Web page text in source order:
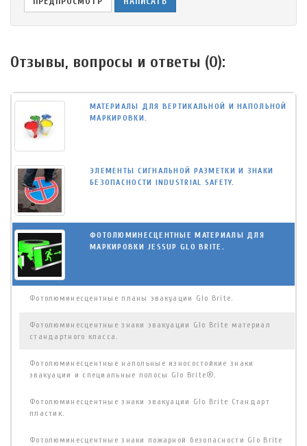
Отзывы, вопросы и ответы (0):
МАТЕРИАЛЫ ДЛЯ ВЕРТИКАЛЬНОЙ И НАПОЛЬНОЙ
МАРКИРОВКИ.
ЭЛЕМЕНТЫ СИГНАЛЬНОЙ РАЗМЕТКИ И ЗНАКИ
БЕЗОПАСНОСТИ INDUSTRIAL SAFETY.
ФОТОЛЮМИНЕСЦЕНТНЫЕ МАТЕРИАЛЫ ДЛЯ
МАРКИРОВКИ JESSUP GLO BRITE.
Фотолюминесцентные планы эвакуации Glo Brite.
Фотолюминесцентные знаки эвакуации Glo Brite материал
стандартного класса.
Фотолюминесцентные напольные износостойкие знаки
эвакуации и специальные полосы Glo Brite®.
Фотолюминесцентные знаки эвакуации Glo Brite Стандарт
пластик.
Фотолюминесцентные знаки пожарной безопасности Glo Brite